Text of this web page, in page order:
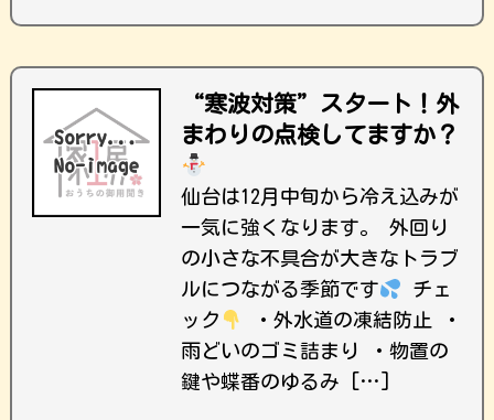
“寒波対策”スタート！外
まわりの点検してますか？
仙台は12月中旬から冷え込みが
一気に強くなります。 外回り
の小さな不具合が大きなトラブ
ルにつながる季節です
チェ
ック
・外水道の凍結防止 ・
雨どいのゴミ詰まり ・物置の
鍵や蝶番のゆるみ […]